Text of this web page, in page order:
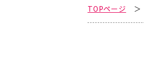
TOPページ